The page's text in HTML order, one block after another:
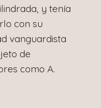
y tenía
con su
vanguardista
de
como A.